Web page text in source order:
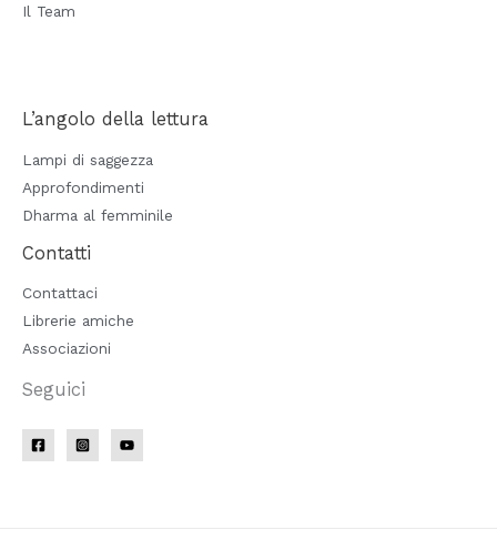
Il Team
L’angolo della lettura
Lampi di saggezza
Approfondimenti
Dharma al femminile
Contatti
Contattaci
Librerie amiche
Associazioni
Seguici